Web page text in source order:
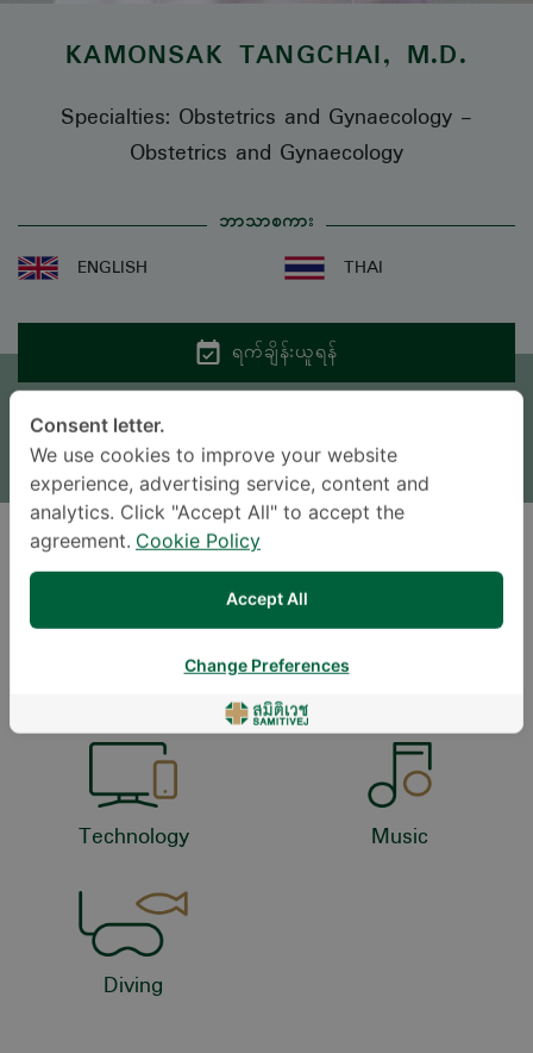
KAMONSAK TANGCHAI, M.D.
Specialties: Obstetrics and Gynaecology -
Obstetrics and Gynaecology
ဘာသာစကား
ENGLISH
THAI
ရက်ချိန်းယူရန်
* လူကြီးမင်း၏ စုံစမ်းမေးမြန်းမှုကိုလူနာအထောက်အကူပြုဌာနမှ အကြောင်းပြန်ကြားပေးပါမည်။
DOWNLOAD DOCTOR'S CV
နေထိုင်မှုစတိုင်
Technology Music
Diving
Consent letter.
We use cookies to improve your website
experience, advertising service, content and
analytics. Click "Accept All" to accept the
agreement. Cookie Policy
Accept All
Change Preferences